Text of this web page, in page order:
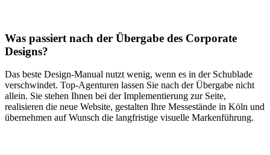
Was passiert nach der Übergabe des Corporate
Designs?
Das beste Design-Manual nutzt wenig, wenn es in der Schublade
verschwindet. Top-Agenturen lassen Sie nach der Übergabe nicht
allein. Sie stehen Ihnen bei der Implementierung zur Seite,
realisieren die neue Website, gestalten Ihre Messestände in Köln und
übernehmen auf Wunsch die langfristige visuelle Markenführung.